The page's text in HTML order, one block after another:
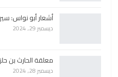
أشعار أبو نواس:
ديسمبر 29, 2024
معلقة الحارث بن
ديسمبر 28, 2024